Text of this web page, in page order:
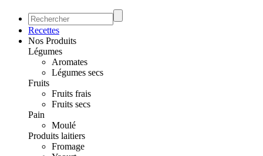
Recettes
Nos Produits
Légumes
Aromates
Légumes secs
Fruits
Fruits frais
Fruits secs
Pain
Moulé
Produits laitiers
Fromage